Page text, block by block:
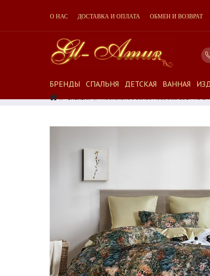
О НАС ДОСТАВКА И ОПЛАТА ОБМЕН И ВОЗВРАТ
БРЕНДЫ СПАЛЬНЯ ДЕТСКАЯ ВАННАЯ
Спальня Постельное Белье Asabella 2317 Из